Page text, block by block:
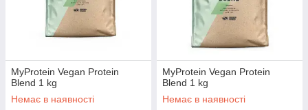
MyProtein Vegan Protein
Blend 1 kg
Немає в наявності
MyProtein Vegan Protein
Blend 1 kg
Немає в наявності